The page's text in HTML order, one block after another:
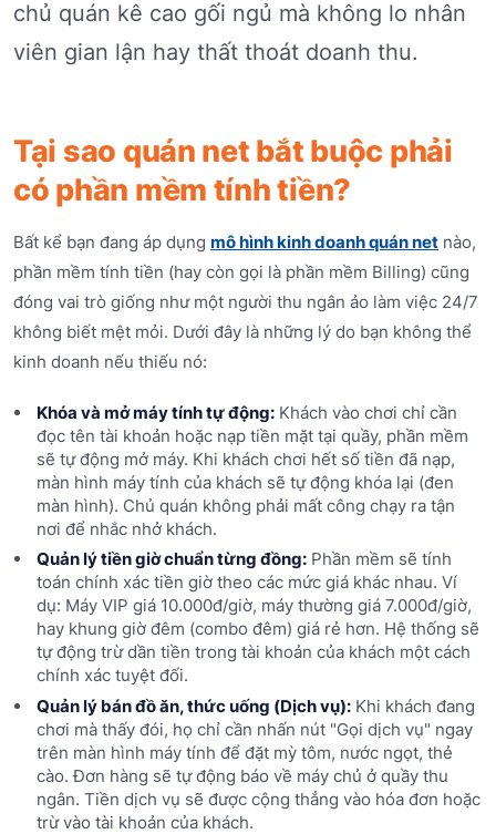
chủ quán kê cao gối ngủ mà không lo nhân
viên gian lận hay thất thoát doanh thu.
Tại sao quán net bắt buộc phải
có phần mềm tính tiền?
Bất kể bạn đang áp dụng mô hình kinh doanh quán net nào,
phần mềm tính tiền (hay còn gọi là phần mềm Billing) cũng
đóng vai trò giống như một người thu ngân ảo làm việc 24/7
không biết mệt mỏi. Dưới đây là những lý do bạn không thể
kinh doanh nếu thiếu nó:
Khóa và mở máy tính tự động:Khách vào chơi chỉ cần
đọc tên tài khoản hoặc nạp tiền mặt tại quầy, phần mềm
sẽ tự động mở máy. Khi khách chơi hết số tiền đã nạp,
màn hình máy tính của khách sẽ tự động khóa lại (đen
màn hình). Chủ quán không phải mất công chạy ra tận
nơi để nhắc nhở khách.
Quản lý tiền giờ chuẩn từng đồng:Phần mềm sẽ tính
toán chính xác tiền giờ theo các mức giá khác nhau. Ví
dụ: Máy VIP giá 10.000đ/giờ, máy thường giá 7.000đ/giờ,
hay khung giờ đêm (combo đêm) giá rẻ hơn. Hệ thống sẽ
tự động trừ dần tiền trong tài khoản của khách một cách
chính xác tuyệt đối.
Quản lý bán đồ ăn, thức uống (Dịch vụ):Khi khách đang
chơi mà thấy đói, họ chỉ cần nhấn nút "Gọi dịch vụ" ngay
trên màn hình máy tính để đặt mỳ tôm, nước ngọt, thẻ
cào. Đơn hàng sẽ tự động báo về máy chủ ở quầy thu
ngân. Tiền dịch vụ sẽ được cộng thẳng vào hóa đơn hoặc
trừ vào tài khoản của khách.